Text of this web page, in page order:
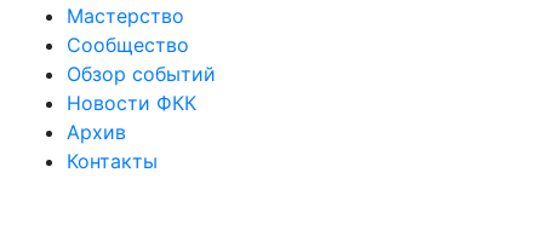
Мастерство
Сообщество
Обзор событий
Новости ФКК
Архив
Контакты